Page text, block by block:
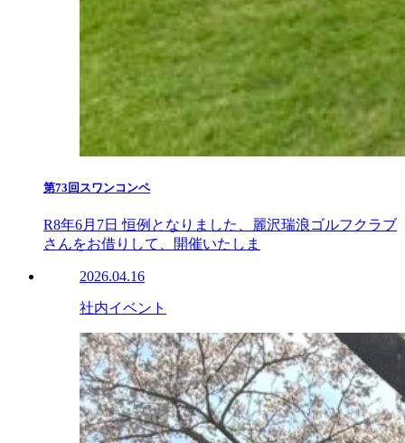
第73回スワンコンペ
R8年6月7日 恒例となりました、麗沢瑞浪ゴルフクラブ
さんをお借りして、開催いたしま
2026.04.16
社内イベント